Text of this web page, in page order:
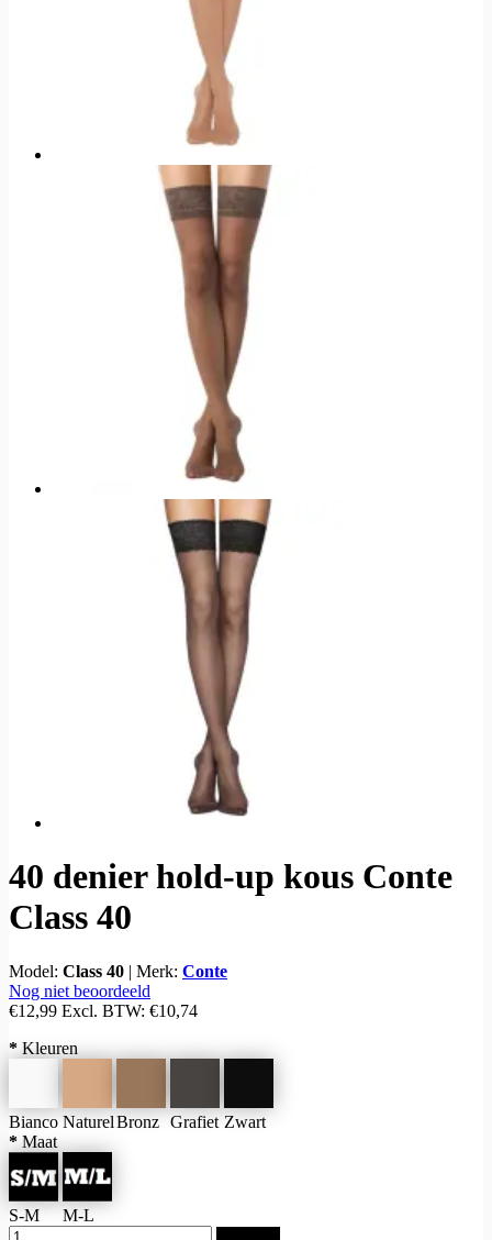
40 denier hold-up kous Conte
Class 40
Model: Class 40 | Merk: Conte
Nog niet beoordeeld
€12,99 Excl. BTW: €10,74
* Kleuren
Bianco NaturelBronz Grafiet Zwart
* Maat
S-M
M-L